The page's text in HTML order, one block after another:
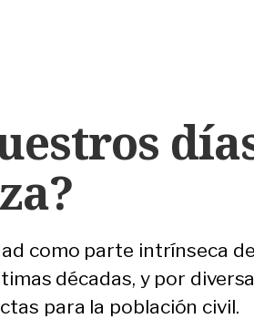
como parte intrínseca
décadas, y por
para la población civil.